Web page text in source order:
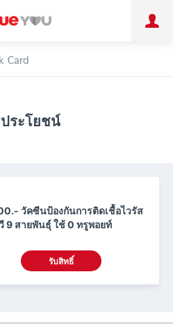
กค้าองค์กร
ระโยชน์
วัคซีนป้องกันการติดเชื้อไวรัส
9 สายพันธุ์ ใช้ 0 ทรูพอยท์
รับสิทธิ์